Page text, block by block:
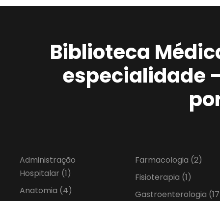
Biblioteca
especialidade
Administração
Hospitalar (1)
Anatomia (4)
Farmacologia (2)
Fisioterapia (1)
Gastroenterologia